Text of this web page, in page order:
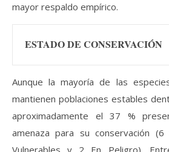
mayor respaldo empírico.
ESTADO DE CONSERVACIÓN
Aunque la mayoría de las
mantienen poblaciones estables
aproximadamente el 37 %
amenaza para su conservación (6
Vulnerables y 2 En Peligro).